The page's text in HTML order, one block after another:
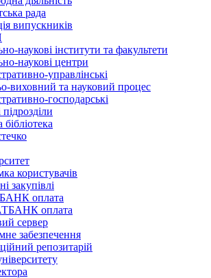
рада
випускників
наукові інститути та факультети
наукові центри
управлінські
виховний та науковий процес
господарські
користувачів
закупівлі
оплата
оплата
сервер
забезпечення
репозитарій